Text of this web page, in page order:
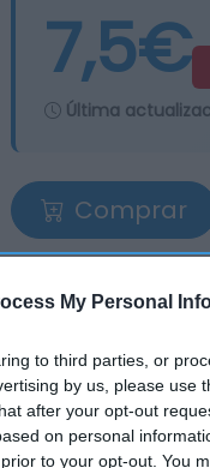
My Personal
to third parties, or
by us, please use
after your opt-out
on personal
to your opt-out. You
7,5€
Última
Comprar